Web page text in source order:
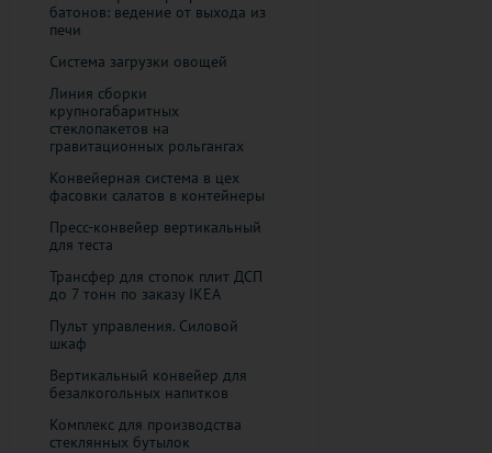
батонов: ведение от выхода из
печи
Система загрузки овощей
Линия сборки
крупногабаритных
стеклопакетов на
гравитационных рольгангах
Конвейерная система в цех
фасовки салатов в контейнеры
Пресс-конвейер вертикальный
для теста
​Трансфер для стопок плит ДСП
до 7 тонн по заказу IKEA
Пульт управления. Силовой
шкаф
Вертикальный конвейер для
безалкогольных напитков
Комплекс для производства
стеклянных бутылок